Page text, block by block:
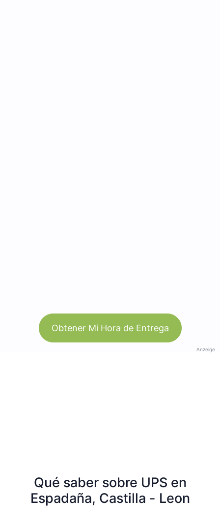
Obtener Mi Hora de Entrega
Anzeige
Qué saber sobre UPS en
Espadaña, Castilla - Leon